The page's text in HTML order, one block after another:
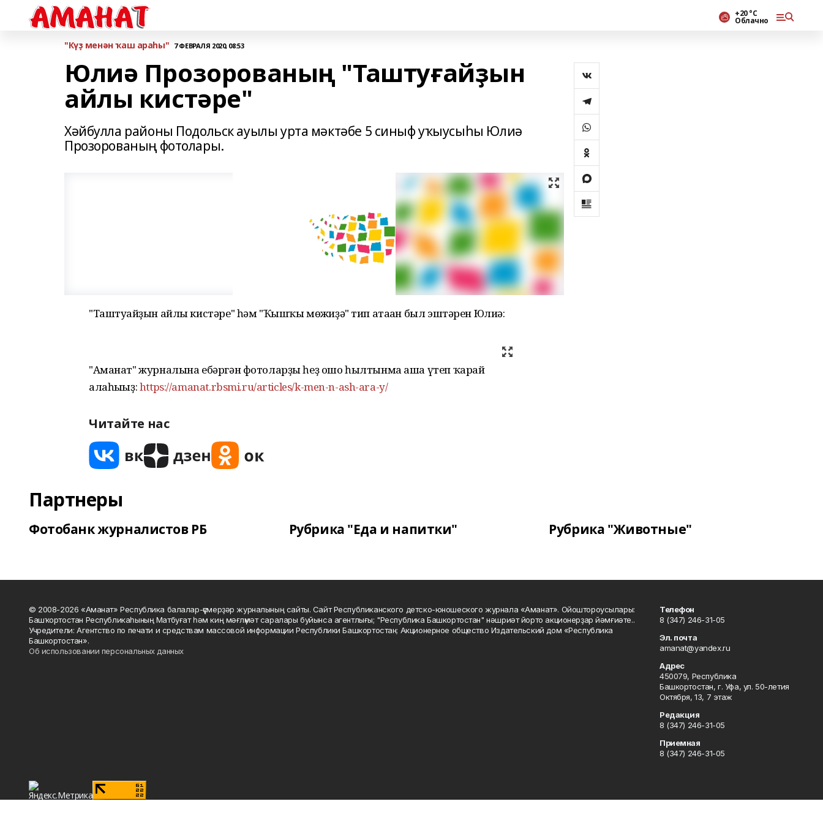
+20 °С
Облачно
"Күҙ менән ҡаш араһы" 7 ФЕВРАЛЯ 2020, 08:53
Юлиә Прозорованың "Таштуғайҙын
айлы кистәре"
Хәйбулла районы Подольск ауылы урта мәктәбе 5 синыф уҡыусыһы Юлиә
Прозорованың фотолары.
"Таштуғайҙын айлы кистәре" һәм "Ҡышҡы мөғжиҙә" тип атаған был эштәрен Юлиә:
"Аманат" журналына ебәргән фотоларҙы һеҙ ошо һылтынма аша үтеп ҡарай
алаһығыҙ:https://amanat.rbsmi.ru/articles/k-men-n-ash-ara-y/
Читайте нас
Партнеры
Фотобанк журналистов РБ Рубрика "Еда и напитки" Рубрика "Животные"
© 2008-2026 «Аманат» Республика балалар-үҫмерҙәр журналының сайты. Сайт Республиканского детско-юношеского журнала «Аманат». Ойоштороусылары:
Башҡортостан Республикаһының Матбуғат һәм киң мәғлүмәт саралары буйынса агентлығы; "Республика Башкортостан" нәшриәт йорто акционерҙар йәмғиәте..
Учредители: Агентство по печати и средствам массовой информации Республики Башкортостан; Акционерное общество Издательский дом «Республика
Башкортостан».
Об использовании персональных данных
Телефон
8 (347) 246-31-05
Эл. почта
amanat@yandex.ru
Адрес
450079, Республика
Башкортостан, г. Уфа, ул. 50-летия
Октября, 13, 7 этаж
Редакция
8 (347) 246-31-05
Приемная
8 (347) 246-31-05